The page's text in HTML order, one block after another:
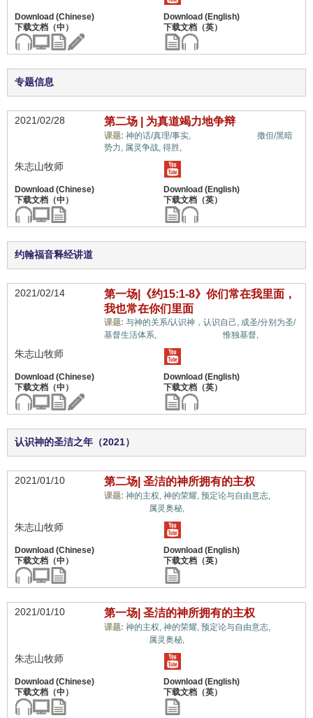
专题信息
2021/02/28 第二场 | 为真道竭力地争辩
课题: 神的话/真理/事实,
撒但/黑暗
势力, 属灵争战, 得胜,
朱志山牧师
约翰福音释经讲道
2021/02/14
第一场|《约15:1-8》你们常在我里面，
我也常在你们里面
课题: 与神的关系/认识神，认识自己, 成圣/分别为圣/
基督生活体系,
教义上的误解,惟独基督,
朱志山牧师
认识神的圣洁之年（2021）
2021/01/10 第二场| 圣洁的神所拥有的主权
课题: 神的主权, 神的荣耀, 预定论与自由意志,
属灵奥秘,
朱志山牧师
2021/01/10 第一场| 圣洁的神所拥有的主权
课题: 神的主权, 神的荣耀, 预定论与自由意志,
属灵奥秘,
朱志山牧师